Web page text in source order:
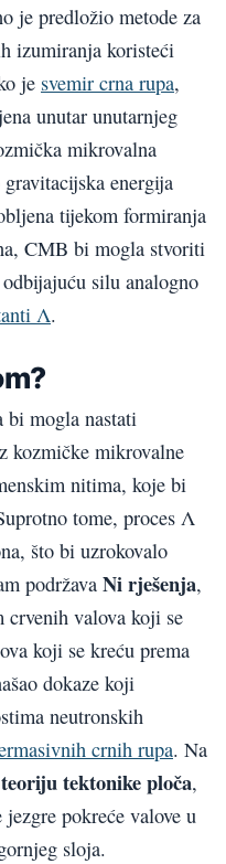
je predložio metode za
izumiranja koristeći
je svemir crna rupa,
unutar unutarnjeg
mikrovalna
energija
tijekom formiranja
CMB bi mogla stvoriti
silu analogno
Λ.
bi mogla nastati
kozmičke mikrovalne
nitima, koje bi
tome, proces Λ
što bi uzrokovalo
podržava Ni rješenja,
valova koji se
koji se kreću prema
dokaze koji
neutronskih
crnih rupa. Na
tektonike ploča,
pokreće valove u
sloja.